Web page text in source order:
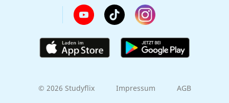
© 2026 Studyflix Impressum AGB